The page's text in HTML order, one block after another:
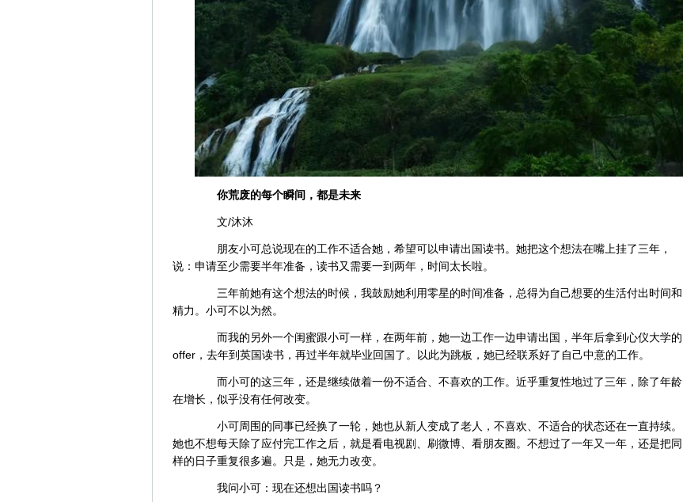
你荒废的每个瞬间，都是未来
文/沐沐
朋友小可总说现在的工作不适合她，希望可以申请出国读书。她把这个想法在嘴上挂了三年，
说：申请至少需要半年准备，读书又需要一到两年，时间太长啦。
三年前她有这个想法的时候，我鼓励她利用零星的时间准备，总得为自己想要的生活付出时间和
精力。小可不以为然。
而我的另外一个闺蜜跟小可一样，在两年前，她一边工作一边申请出国，半年后拿到心仪大学的
offer，去年到英国读书，再过半年就毕业回国了。以此为跳板，她已经联系好了自己中意的工作。
而小可的这三年，还是继续做着一份不适合、不喜欢的工作。近乎重复性地过了三年，除了年龄
在增长，似乎没有任何改变。
小可周围的同事已经换了一轮，她也从新人变成了老人，不喜欢、不适合的状态还在一直持续。
她也不想每天除了应付完工作之后，就是看电视剧、刷微博、看朋友圈。不想过了一年又一年，还是把同
样的日子重复很多遍。只是，她无力改变。
我问小可：现在还想出国读书吗？